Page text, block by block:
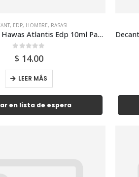
, EDP, HOMBRE, RASASI
Decant Rasasi Hawas Atlantis Edp 10ml Para Hombre
out of 5
$ 14.00
LEER MÁS
en lista de espera